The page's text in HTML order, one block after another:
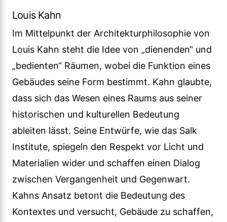
Louis Kahn
Im Mittelpunkt der Architekturphilosophie von
Louis Kahn steht die Idee von „dienenden“ und
„bedienten“ Räumen, wobei die Funktion eines
Gebäudes seine Form bestimmt. Kahn glaubte,
dass sich das Wesen eines Raums aus seiner
historischen und kulturellen Bedeutung
ableiten lässt. Seine Entwürfe, wie das Salk
Institute, spiegeln den Respekt vor Licht und
Materialien wider und schaffen einen Dialog
zwischen Vergangenheit und Gegenwart.
Kahns Ansatz betont die Bedeutung des
Kontextes und versucht, Gebäude zu schaffen,